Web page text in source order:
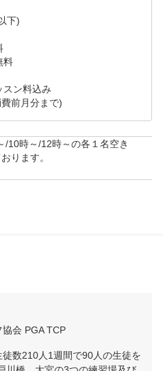
下)
料
ン料込み
前月分まで)
/10時～/12時～の各１名空き
ります。
会 PGA TCP
数210人1週間で90人の生徒を